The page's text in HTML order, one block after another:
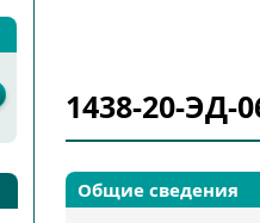
Запчасти
Подбор
1438-20-ЭД-
Общие сведения